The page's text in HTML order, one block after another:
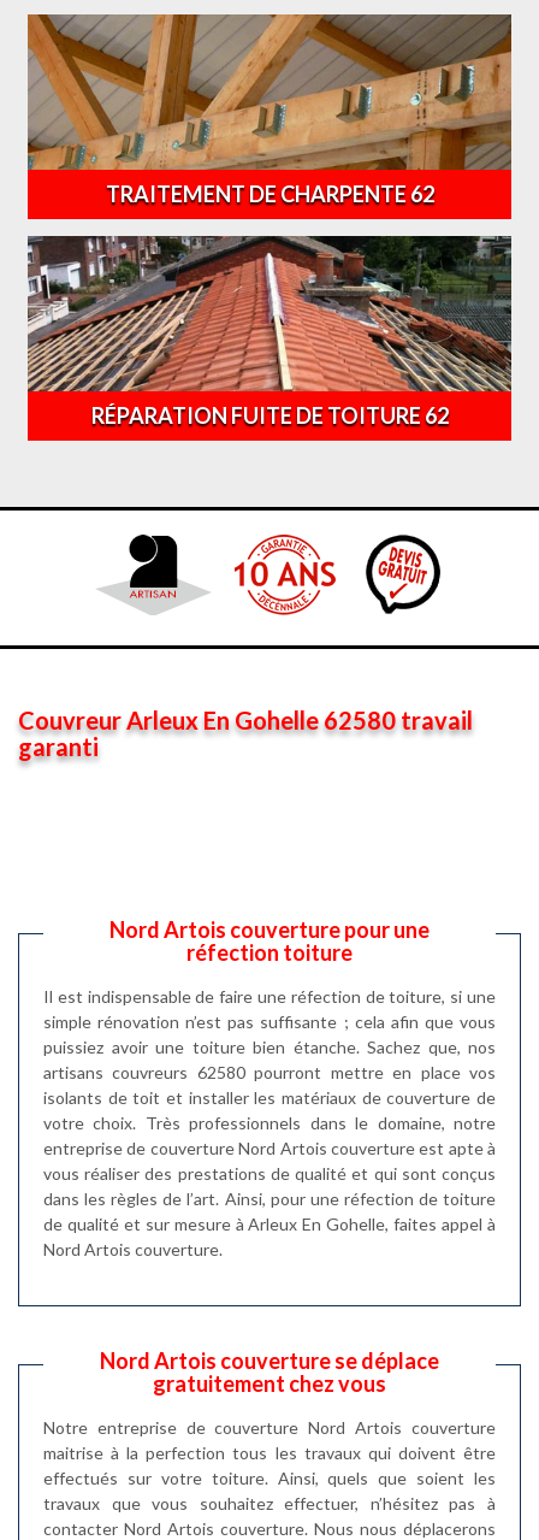
TRAITEMENT DE CHARPENTE 62
RÉPARATION FUITE DE TOITURE 62
Couvreur Arleux En Gohelle 62580 travail
garanti
Nord Artois couverture pour une
réfection toiture
Il est indispensable de faire une réfection de toiture, si une
simple rénovation n’est pas suffisante ; cela afin que vous
puissiez avoir une toiture bien étanche. Sachez que, nos
artisans couvreurs 62580 pourront mettre en place vos
isolants de toit et installer les matériaux de couverture de
votre choix. Très professionnels dans le domaine, notre
entreprise de couverture Nord Artois couverture est apte à
vous réaliser des prestations de qualité et qui sont conçus
dans les règles de l’art. Ainsi, pour une réfection de toiture
de qualité et sur mesure à Arleux En Gohelle, faites appel à
Nord Artois couverture.
Nord Artois couverture se déplace
gratuitement chez vous
Notre entreprise de couverture Nord Artois couverture
maitrise à la perfection tous les travaux qui doivent être
effectués sur votre toiture. Ainsi, quels que soient les
travaux que vous souhaitez effectuer, n’hésitez pas à
contacter Nord Artois couverture. Nous nous déplacerons